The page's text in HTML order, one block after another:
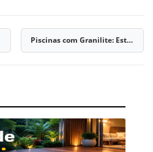
Piscinas com Granilite: Estilo e Durabilidade para o Espaço Externo